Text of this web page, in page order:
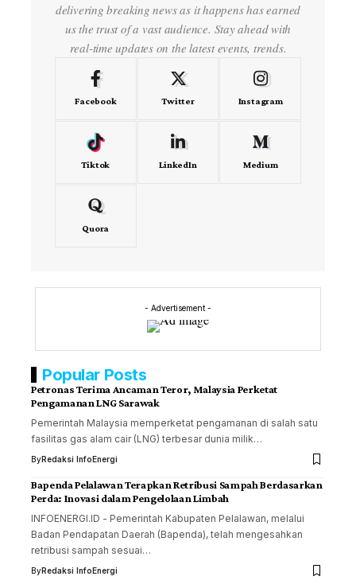
delivering breaking news as it happens has earned
us the trust of a vast audience. Stay ahead with
real-time updates on the latest events, trends.
Facebook Twitter Instagram
Tiktok LinkedIn Medium
Quora
- Advertisement -
Popular Posts
Petronas Terima Ancaman Teror, Malaysia Perketat
Pengamanan LNG Sarawak
Pemerintah Malaysia memperketat pengamanan di salah satu
fasilitas gas alam cair (LNG) terbesar dunia milik…
ByRedaksi InfoEnergi
Bapenda Pelalawan Terapkan Retribusi Sampah Berdasarkan
Perda: Inovasi dalam Pengelolaan Limbah
INFOENERGI.ID - Pemerintah Kabupaten Pelalawan, melalui
Badan Pendapatan Daerah (Bapenda), telah mengesahkan
retribusi sampah sesuai…
ByRedaksi InfoEnergi